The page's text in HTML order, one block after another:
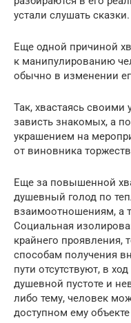
устали слушать сказки.
Еще одной причиной
к манипулированию
обычно в изменении
Так, хвастаясь
зависть знакомых, а
украшением на
от виновника
Еще за повышенной
душевный голод по
взаимоотношениям, а
Социальная
крайнего проявления,
способам получения
пути отсутствуют, в
душевной пустоте и
либо тему, человек
доступном ему